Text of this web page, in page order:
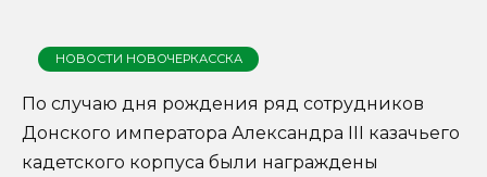
НОВОСТИ НОВОЧЕРКАССКА
По случаю дня рождения ряд сотрудников
Донского императора Александра III казачьего
кадетского корпуса были награждены